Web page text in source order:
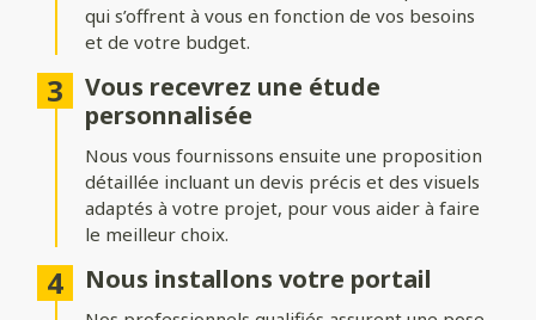
effet plus traditionnel.
Chapeau de gendarme ou chapeau de gendarme inversé
: une touche classique et raffinée.
Occultation
Adaptez le niveau d’intimité et d’aération de votre portail :
Portail plein: : pour une intimité maximale et une protection
Portail semi-ajouré
qui s’offrent à vous en fonction de vos besoins
et de votre budget.
Vous recevrez une étude
personnalisée
Nous vous fournissons ensuite une proposition
détaillée incluant un devis précis et des visuels
adaptés à votre projet, pour vous aider à faire
le meilleur choix.
Nous installons votre portail